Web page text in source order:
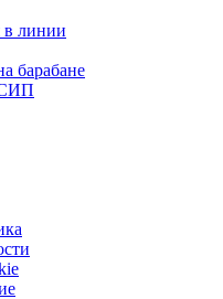
в линии
барабане
СИП